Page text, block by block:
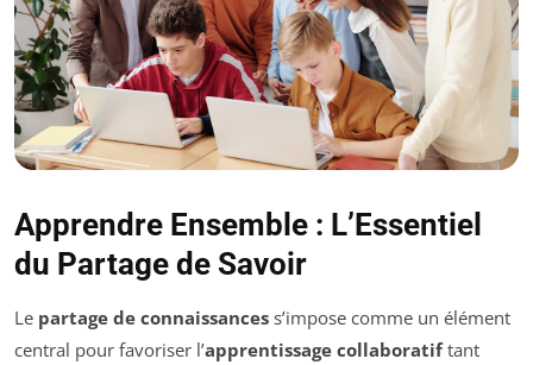
Apprendre Ensemble : L’Essentiel
du Partage de Savoir
Le partage de connaissances s’impose comme un élément
central pour favoriser l’apprentissage collaboratiftant